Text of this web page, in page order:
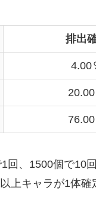
排出
4.00
回、1500個で10
上キャラが1体確